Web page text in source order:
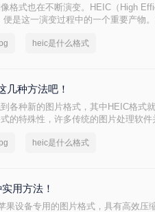
格式也在不断演变。HEIC（High
是这一演变过程中的一个重要产物
heic是什么格式
几种方法吧！
各种新的图片格式，其中HEIC格式
的特殊性，许多传统的图片处理软件
heic是什么格式
用方法！
设备专用的图片格式，具有高效压